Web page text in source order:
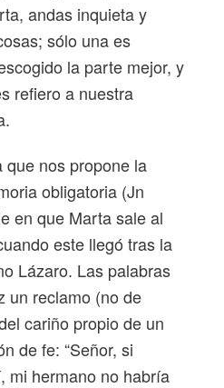
andas inquieta y
sólo una es
la parte mejor, y
refiero a nuestra
que nos propone la
obligatoria (Jn
en que Marta sale al
este llegó tras la
Lázaro. Las palabras
un reclamo (no de
cariño propio de un
de fe: “Señor, si
mi hermano no habría